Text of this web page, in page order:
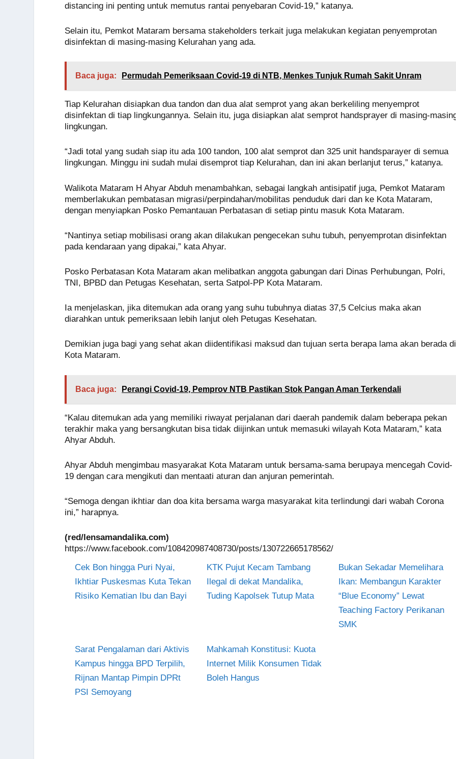
distancing ini penting untuk memutus rantai penyebaran Covid-19,” katanya.
Selain itu, Pemkot Mataram bersama stakeholders terkait juga melakukan kegiatan penyemprotan
disinfektan di masing-masing Kelurahan yang ada.
Baca juga: Permudah Pemeriksaan Covid-19 di NTB, Menkes Tunjuk Rumah Sakit Unram
Tiap Kelurahan disiapkan dua tandon dan dua alat semprot yang akan berkeliling menyemprot
disinfektan di tiap lingkungannya. Selain itu, juga disiapkan alat semprot handsprayer di masing-
lingkungan.
“Jadi total yang sudah siap itu ada 100 tandon, 100 alat semprot dan 325 unit handsparayer di semua
lingkungan. Minggu ini sudah mulai disemprot tiap Kelurahan, dan ini akan berlanjut terus,” katanya.
Walikota Mataram H Ahyar Abduh menambahkan, sebagai langkah antisipatif juga, Pemkot Mataram
memberlakukan pembatasan migrasi/perpindahan/mobilitas penduduk dari dan ke Kota Mataram,
dengan menyiapkan Posko Pemantauan Perbatasan di setiap pintu masuk Kota Mataram.
“Nantinya setiap mobilisasi orang akan dilakukan pengecekan suhu tubuh, penyemprotan disinfektan
pada kendaraan yang dipakai,” kata Ahyar.
Posko Perbatasan Kota Mataram akan melibatkan anggota gabungan dari Dinas Perhubungan, Polri,
TNI, BPBD dan Petugas Kesehatan, serta Satpol-PP Kota Mataram.
Ia menjelaskan, jika ditemukan ada orang yang suhu tubuhnya diatas 37,5 Celcius maka akan
diarahkan untuk pemeriksaan lebih lanjut oleh Petugas Kesehatan.
Demikian juga bagi yang sehat akan diidentifikasi maksud dan tujuan serta berapa lama akan berada di
Kota Mataram.
Baca juga: Perangi Covid-19, Pemprov NTB Pastikan Stok Pangan Aman Terkendali
“Kalau ditemukan ada yang memiliki riwayat perjalanan dari daerah pandemik dalam beberapa pekan
terakhir maka yang bersangkutan bisa tidak diijinkan untuk memasuki wilayah Kota Mataram,” kata
Ahyar Abduh.
Ahyar Abduh mengimbau masyarakat Kota Mataram untuk bersama-sama berupaya mencegah Covid-
19 dengan cara mengikuti dan mentaati aturan dan anjuran pemerintah.
“Semoga dengan ikhtiar dan doa kita bersama warga masyarakat kita terlindungi dari wabah Corona
ini,” harapnya.
(red/lensamandalika.com)
https://www.facebook.com/108420987408730/posts/130722665178562/
Cek Bon hingga Puri Nyai,
Ikhtiar Puskesmas Kuta Tekan
Risiko Kematian Ibu dan Bayi
KTK Pujut Kecam Tambang
Ilegal di dekat Mandalika,
Tuding Kapolsek Tutup Mata
Bukan Sekadar Memelihara
Ikan: Membangun Karakter
“Blue Economy” Lewat
Teaching Factory Perikanan
SMK
Sarat Pengalaman dari Aktivis
Kampus hingga BPD Terpilih,
Rijnan Mantap Pimpin DPRt
PSI Semoyang
Mahkamah Konstitusi: Kuota
Internet Milik Konsumen Tidak
Boleh Hangus